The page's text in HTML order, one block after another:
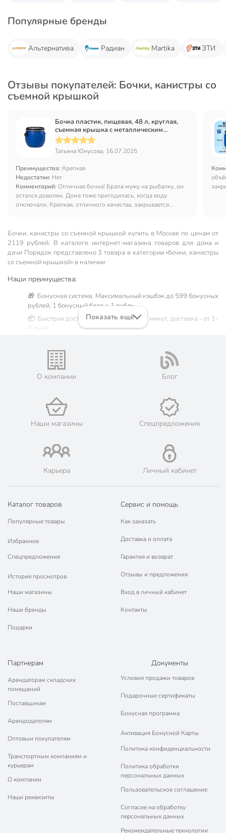
Популярные бренды
Альтернатива Радиан Martika ЗТИ
Отзывы покупателей: Бочки, канистры со
съемной крышкой
Бочка пластик, пищевая, 48 л, круглая,
съемная крышка с металлическим
хомутом, цветная, ЗТИ
Татьяна Юнусова, 16.07.2025
Преимущества: Крепкая
Недостатки: Нет
Комментарий: Отличная бочка! Брала мужу на рыбалку, он
остался доволен. Дома тоже пригодилась, когда воду
отключали. Крепкая, отличного качества, закрывается
Бочки, канистры со съемной крышкой купить в Москве по ценам от
2119 рублей. В каталоге интернет-магазина товаров для дома и
дачи Порядок представлено 3 товара в категории «бочки, канистры
со съемной крышкой» в наличии
Наши преимущества:
🎁 Бонусная система. Максимальный кэшбэк до 599 бонусных
рублей, 1 бонусный балл = 1 рубль.
📦 Быстрая доставка. Самовывоз от 60 минут, доставка - от 1-
2 дней.
Жители Московской области могут сделать заказ и оплатить
его онлайн на официальном сайте сети магазинов Порядок.
💳 Оплата: онлайн на сайте интернет-гипермаркета или
🛍 Скидки, акции, распродажи каждый день!
📜 Только оригинальная продукция. Интернет-гипермаркет
Порядок - официальный представитель ведущих мировых
марок.
Показать ещё
О компании Блог
Наши магазины Спецпредложения
Карьера Личный кабинет
Каталог товаров
Популярные товары
Избранное
Спецпредложения
История просмотров
Наши магазины
Наши бренды
Подарки
Сервис и помощь
Как заказать
Доставка и оплата
Гарантия и возврат
Отзывы и предложения
Вход в личный кабинет
Контакты
Партнерам
Арендаторам складских
помещений
Поставщикам
Арендодателям
Оптовым покупателям
Транспортным компаниям и
курьерам
О компании
Наши реквизиты
Документы
Условия продажи товаров
Подарочные сертификаты
Бонусная программа
Активация Бонусной Карты
Политика конфиденциальности
Политика обработки
персональных данных
Пользовательское соглашение
Согласие на обработку
персональных данных
Рекомендательные технологии